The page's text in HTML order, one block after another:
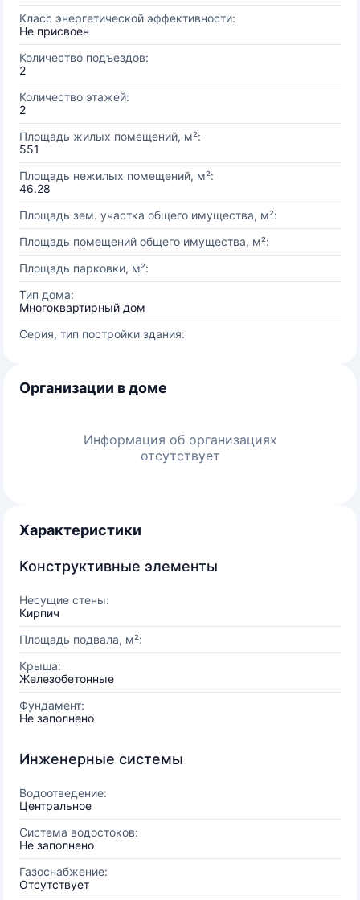
Класс энергетической эффективности:
Не присвоен
Количество подъездов:
2
Количество этажей:
2
Площадь жилых помещений, м²:
551
Площадь нежилых помещений, м²:
46.28
Площадь зем. участка общего имущества, м²:
Площадь помещений общего имущества, м²:
Площадь парковки, м²:
Тип дома:
Многоквартирный дом
Серия, тип постройки здания:
Организации в доме
Информация об организациях
отсутствует
Характеристики
Конструктивные элементы
Несущие стены:
Кирпич
Площадь подвала, м²:
Крыша:
Железобетонные
Фундамент:
Не заполнено
Инженерные системы
Водоотведение:
Центральное
Система водостоков:
Не заполнено
Газоснабжение:
Отсутствует